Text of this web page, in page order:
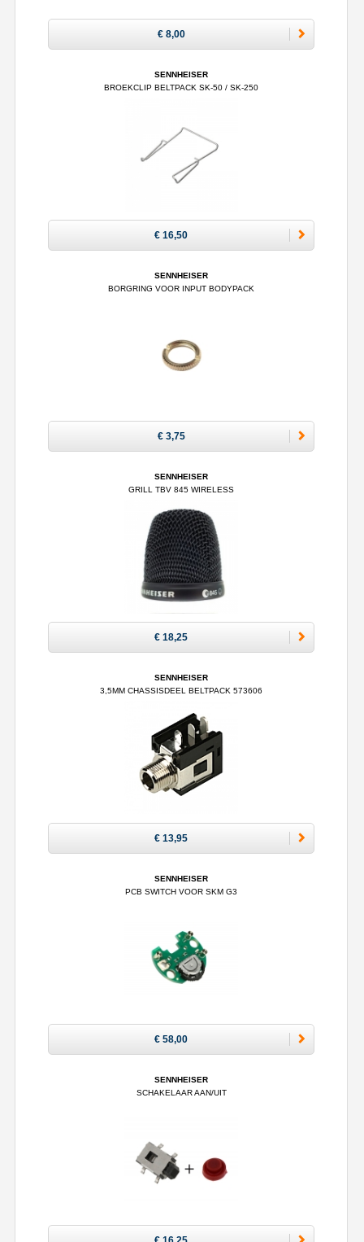
€ 8,00
SENNHEISER
BROEKCLIP BELTPACK SK-50 / SK-250
€ 16,50
SENNHEISER
BORGRING VOOR INPUT BODYPACK
€ 3,75
SENNHEISER
GRILL TBV 845 WIRELESS
€ 18,25
SENNHEISER
3,5MM CHASSISDEEL BELTPACK 573606
€ 13,95
SENNHEISER
PCB SWITCH VOOR SKM G3
€ 58,00
SENNHEISER
SCHAKELAAR AAN/UIT